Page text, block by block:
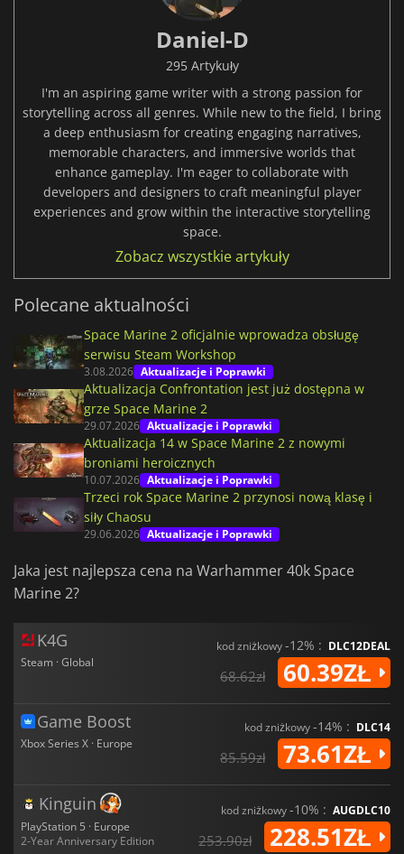
Daniel-D
295 Artykuły
I'm an aspiring game writer with a strong passion for
storytelling across all genres. While new to the field, I bring
a deep enthusiasm for creating engaging narratives,
memorable characters, and immersive worlds that
enhance gameplay. I'm eager to collaborate with
developers and designers to craft meaningful player
experiences and grow within the interactive storytelling
space.
Zobacz wszystkie artykuły
Polecane aktualności
Space Marine 2 oficjalnie wprowadza obsługę
serwisu Steam Workshop
3.08.2026 Aktualizacje i Poprawki
Aktualizacja Confrontation jest już dostępna w
grze Space Marine 2
29.07.2026 Aktualizacje i Poprawki
Aktualizacja 14 w Space Marine 2 z nowymi
broniami heroicznych
10.07.2026 Aktualizacje i Poprawki
Trzeci rok Space Marine 2 przynosi nową klasę i
siły Chaosu
29.06.2026 Aktualizacje i Poprawki
Jaka jest najlepsza cena na Warhammer 40k Space
Marine 2?
K4G
Steam · Global
kod zniżkowy-12% : DLC12DEAL
68.62zł 60.39ZŁ
Game Boost
Xbox Series X · Europe
kod zniżkowy-14% : DLC14
85.59zł 73.61ZŁ
Kinguin
PlayStation 5 · Europe
2-Year Anniversary Edition
kod zniżkowy-10% : AUGDLC10
253.90zł 228.51ZŁ